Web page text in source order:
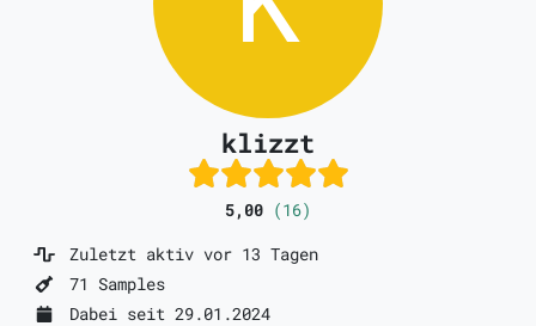
klizzt
5,00 (16)
Zuletzt aktiv vor 13 Tagen
71 Samples
Dabei seit 29.01.2024